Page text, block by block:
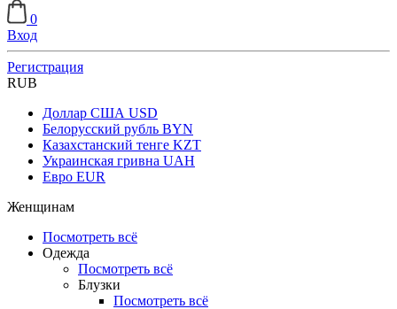
0
Вход
Регистрация
RUB
Доллар США USD
Белорусский рубль BYN
Казахстанский тенге KZT
Украинская гривна UAH
Евро EUR
Женщинам
Посмотреть всё
Одежда
Посмотреть всё
Блузки
Посмотреть всё